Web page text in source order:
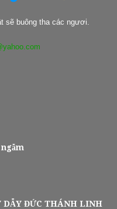
sẽ buông tha các ngươi.
DẪY ĐỨC THÁNH LINH